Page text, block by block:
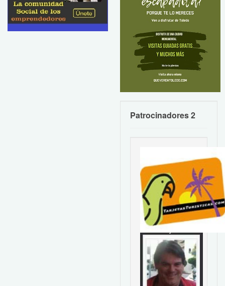
Patrocinadores 2